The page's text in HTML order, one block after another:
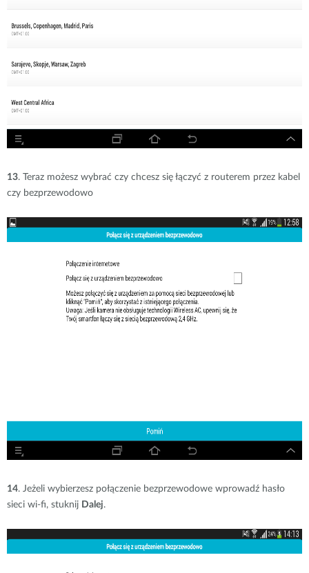
13. Teraz możesz wybrać czy chcesz się łączyć z routerem przez kabel
czy bezprzewodowo
14. Jeżeli wybierzesz połączenie bezprzewodowe wprowadź hasło
sieci wi-fi, stuknij Dalej.